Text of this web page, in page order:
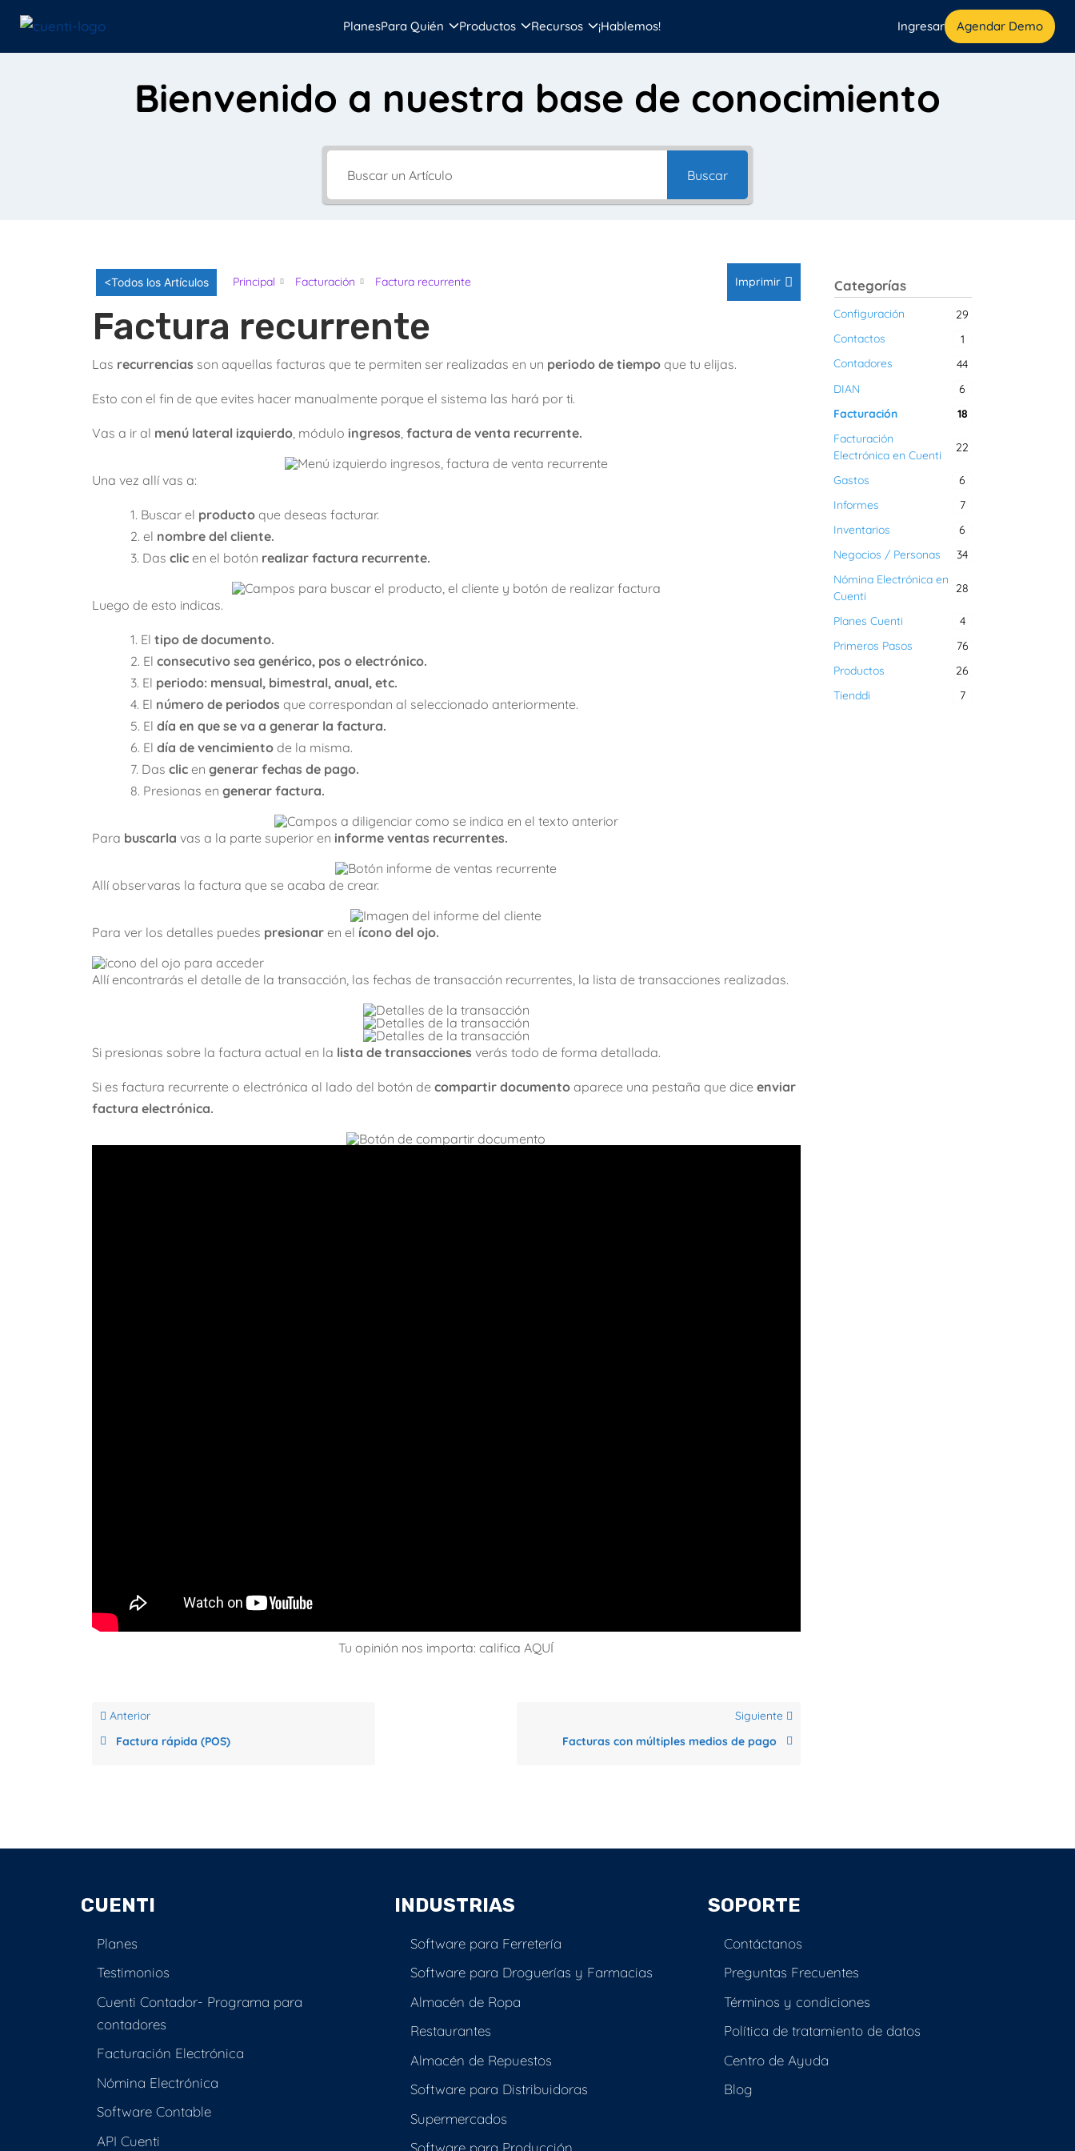
PlanesPara Quién Productos Recursos ¡Hablemos! Ingresar Agendar Demo
Bienvenido a nuestra base de conocimiento
Buscar
<Todos los Artículos Principal Facturación Factura recurrente Imprimir
Factura recurrente
Las recurrencias son aquellas facturas que te permiten ser realizadas en un periodo de tiempo que tu elijas.
Esto con el fin de que evites hacer manualmente porque el sistema las hará por ti.
Vas a ir al menú lateral izquierdo, módulo ingresos, factura de venta recurrente.
Una vez allí vas a:
Buscar el productoque deseas facturar.
el nombre del cliente.
Das clic en el botón realizar factura recurrente.
Luego de esto indicas.
El tipo de documento.
El consecutivo sea genérico, pos o electrónico.
El periodo: mensual, bimestral, anual, etc.
El número de periodos que correspondan al seleccionado anteriormente.
El día en que se va a generar la factura.
El día de vencimientode la misma.
Das clic en generar fechas de pago.
Presionas en generar factura.
Para buscarla vas a la parte superior en informe ventas recurrentes.
Allí observaras la factura que se acaba de crear.
Para ver los detalles puedes presionaren el ícono del ojo.
Allí encontrarás el detalle de la transacción, las fechas de transacción recurrentes, la lista de transacciones realizadas.
Si presionas sobre la factura actual en la lista de transacciones verás todo de forma detallada.
Si es factura recurrente o electrónica al lado del botón de compartir documento aparece una pestaña que dice enviar
factura electrónica.
Tu opinión nos importa: califica AQUÍ
Anterior
Factura rápida (POS)
Siguiente
Facturas con múltiples medios de pago
Categorías
Configuración
29
Contactos
1
Contadores
44
DIAN
6
Facturación
18
Facturación
Electrónica en Cuenti
22
Gastos
6
Informes
7
Inventarios
6
Negocios / Personas
34
Nómina Electrónica en
Cuenti
28
Planes Cuenti
4
Primeros Pasos
76
Productos
26
Tienddi
7
CUENTI
Planes
Testimonios
Cuenti Contador- Programa para
contadores
Facturación Electrónica
Nómina Electrónica
Software Contable
API Cuenti
INDUSTRIAS
Software para Ferretería
Software para Droguerías y Farmacias
Almacén de Ropa
Restaurantes
Almacén de Repuestos
Software para Distribuidoras
Supermercados
SOPORTE
Contáctanos
Preguntas Frecuentes
Términos y condiciones
Política de tratamiento de datos
Centro de Ayuda
Blog